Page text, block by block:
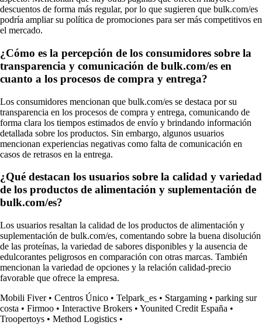
descuentos de forma más regular, por lo que sugieren que bulk.com/es
podría ampliar su política de promociones para ser más competitivos en
el mercado.
¿Cómo es la percepción de los consumidores sobre la
transparencia y comunicación de bulk.com/es en
cuanto a los procesos de compra y entrega?
Los consumidores mencionan que bulk.com/es se destaca por su
transparencia en los procesos de compra y entrega, comunicando de
forma clara los tiempos estimados de envío y brindando información
detallada sobre los productos. Sin embargo, algunos usuarios
mencionan experiencias negativas como falta de comunicación en
casos de retrasos en la entrega.
¿Qué destacan los usuarios sobre la calidad y variedad
de los productos de alimentación y suplementación de
bulk.com/es?
Los usuarios resaltan la calidad de los productos de alimentación y
suplementación de bulk.com/es, comentando sobre la buena disolución
de las proteínas, la variedad de sabores disponibles y la ausencia de
edulcorantes peligrosos en comparación con otras marcas. También
mencionan la variedad de opciones y la relación calidad-precio
favorable que ofrece la empresa.
Mobili Fiver• Centros Único • Telpark_es • Stargaming • parking sur
costa • Firmoo • Interactive Brokers • Younited Credit España •
Troopertoys • Method Logistics •